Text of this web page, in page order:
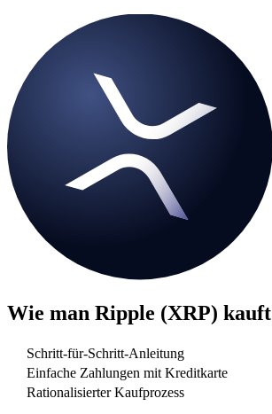
Wie man Ripple (XRP) kauft
Schritt-für-Schritt-Anleitung
Einfache Zahlungen mit Kreditkarte
Rationalisierter Kaufprozess